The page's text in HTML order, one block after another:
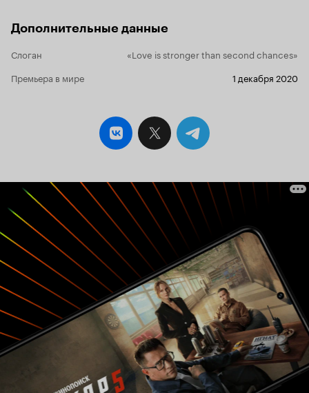
Дополнительные данные
Слоган
«Love is stronger than second chances»
Премьера в мире
1 декабря 2020